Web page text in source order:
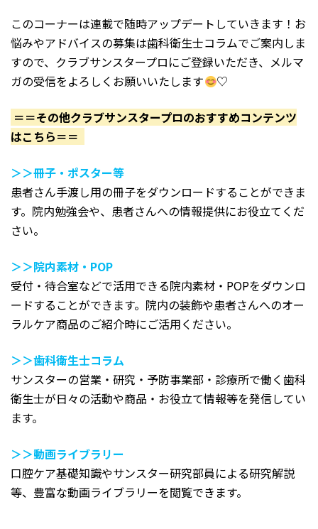
このコーナーは連載で随時アップデートしていきます！お
悩みやアドバイスの募集は歯科衛生士コラムでご案内しま
すので、クラブサンスタープロにご登録いただき、メルマ
ガの受信をよろしくお願いいたします
♡
＝＝その他クラブサンスタープロのおすすめコンテンツ
はこちら＝＝
＞＞冊子・ポスター等
患者さん手渡し用の冊子をダウンロードすることができま
す。院内勉強会や、患者さんへの情報提供にお役立てくだ
さい。
＞＞院内素材・POP
受付・待合室などで活用できる院内素材・POPをダウンロ
ードすることができます。院内の装飾や患者さんへのオー
ラルケア商品のご紹介時にご活用ください。
＞＞歯科衛生士コラム
サンスターの営業・研究・予防事業部・診療所で働く歯科
衛生士が日々の活動や商品・お役立て情報等を発信してい
ます。
＞＞動画ライブラリー
口腔ケア基礎知識やサンスター研究部員による研究解説
等、豊富な動画ライブラリーを閲覧できます。